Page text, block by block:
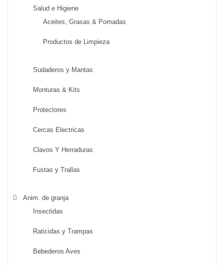
Salud e Higiene
Aceites, Grasas & Pomadas
Productos de Limpieza
Sudaderos y Mantas
Monturas & Kits
Protectores
Cercas Electricas
Clavos Y Herraduras
Fustas y Trallas
Anim. de granja
Insectidas
Raticidas y Trampas
Bebederos Aves